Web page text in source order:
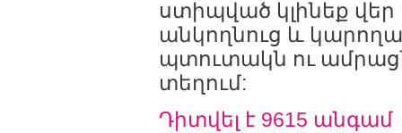
ստիպված կլինեք վեր
անկողնուց և
պտուտակն ու
տեղում:
Դիտվել է 9615 անգամ